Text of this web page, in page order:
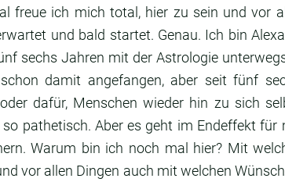
freue ich mich total, hier zu sein und vor
und bald startet. Genau. Ich bin
sechs Jahren mit der Astrologie
damit angefangen, aber seit fünf
dafür, Menschen wieder hin zu sich
pathetisch. Aber es geht im Endeffekt für
Warum bin ich noch mal hier? Mit
vor allen Dingen auch mit welchen